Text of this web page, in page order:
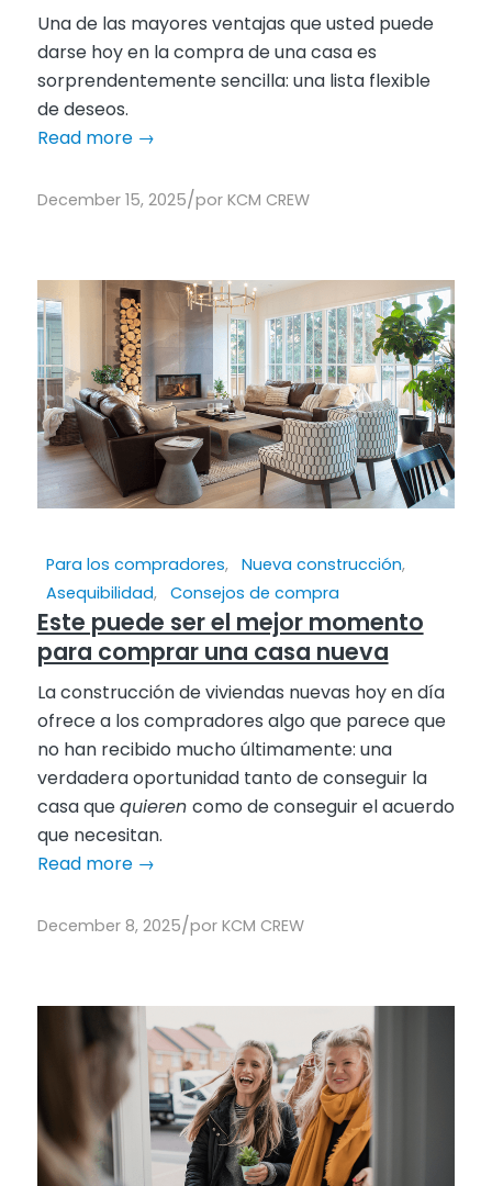
Una de las mayores ventajas que usted puede
darse hoy en la compra de una casa es
sorprendentemente sencilla: una lista flexible
de deseos.
Read more→
December 15, 2025/por KCM CREW
Para los compradores, Nueva construcción,
Asequibilidad, Consejos de compra
Este puede ser el mejor momento
para comprar una casa nueva
La construcción de viviendas nuevas hoy en día
ofrece a los compradores algo que parece que
no han recibido mucho últimamente: una
verdadera oportunidad tanto de conseguir la
casa quequieren como de conseguir el acuerdo
que necesitan.
Read more→
December 8, 2025/por KCM CREW